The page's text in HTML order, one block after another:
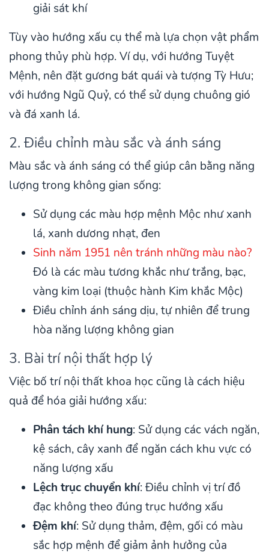
giải sát khí
Tùy vào hướng xấu cụ thể mà lựa chọn vật phẩm
phong thủy phù hợp. Ví dụ, với hướng Tuyệt
Mệnh, nên đặt gương bát quái và tượng Tỳ Hưu;
với hướng Ngũ Quỷ, có thể sử dụng chuông gió
và đá xanh lá.
2. Điều chỉnh màu sắc và ánh sáng
Màu sắc và ánh sáng có thể giúp cân bằng năng
lượng trong không gian sống:
Sử dụng các màu hợp mệnh Mộc như xanh
lá, xanh dương nhạt, đen
Sinh năm 1951 nên tránh những màu nào?
Đó là các màu tương khắc như trắng, bạc,
vàng kim loại (thuộc hành Kim khắc Mộc)
Điều chỉnh ánh sáng dịu, tự nhiên để trung
hòa năng lượng không gian
3. Bài trí nội thất hợp lý
Việc bố trí nội thất khoa học cũng là cách hiệu
quả để hóa giải hướng xấu:
Phân tách khí hung: Sử dụng các vách ngăn,
kệ sách, cây xanh để ngăn cách khu vực có
năng lượng xấu
Lệch trục chuyển khí: Điều chỉnh vị trí đồ
đạc không theo đúng trục hướng xấu
Đệm khí: Sử dụng thảm, đệm, gối có màu
sắc hợp mệnh để giảm ảnh hưởng của